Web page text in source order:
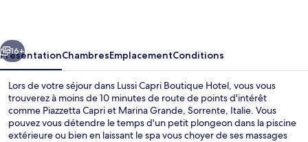
Suivant
16+
PrésentationChambresEmplacementConditions
Lors de votre séjour dans Lussi Capri Boutique Hotel, vous vous
trouverez à moins de 10 minutes de route de points d'intérêt
comme Piazzetta Capri et Marina Grande, Sorrente, Italie. Vous
pouvez vous détendre le temps d'un petit plongeon dans la piscine
extérieure ou bien en laissant le spa vous choyer de ses massages